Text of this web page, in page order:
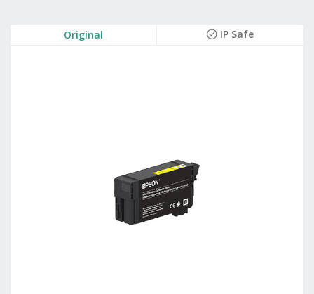
Original IP Safe